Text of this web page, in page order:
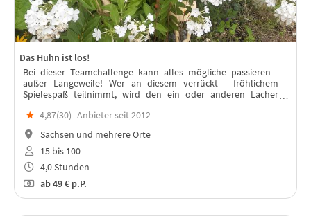
Das Huhn ist los!
Bei dieser Teamchallenge kann alles mögliche passieren -
außer Langeweile! Wer an diesem verrückt - fröhlichem
Spielespaß teilnimmt, wird den ein oder anderen Lacher
★ 4,87(30) Anbieter seit 2012
Sachsen und mehrere Orte
15 bis 100
4,0 Stunden
ab49 € p.P.